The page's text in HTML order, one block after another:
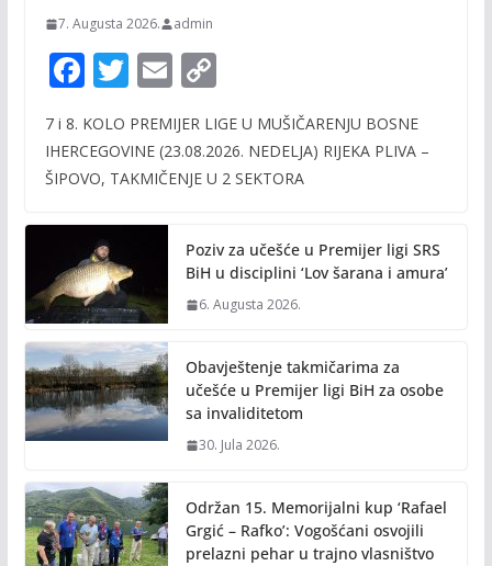
7. Augusta 2026. admin
F
e
b
o
k
T
itt
er
E
ai
l
C
p
y
n
k
7 i 8. KOLO PREMIJER LIGE U MUŠIČARENJU BOSNE
IHERCEGOVINE (23.08.2026. NEDELJA) RIJEKA PLIVA –
ŠIPOVO, TAKMIČENJE U 2 SEKTORA
Poziv za učešće u Premijer ligi SRS
BiH u disciplini ‘Lov šarana i amura’
6. Augusta 2026.
Obavještenje takmičarima za
učešće u Premijer ligi BiH za osobe
sa invaliditetom
30. Jula 2026.
Održan 15. Memorijalni kup ‘Rafael
Grgić – Rafko’: Vogošćani osvojili
prelazni pehar u trajno vlasništvo